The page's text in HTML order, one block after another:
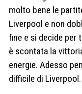
molto bene le
Liverpool e non
fine e si decide per
è scontata la
energie. Adesso
difficile di Liverpool.